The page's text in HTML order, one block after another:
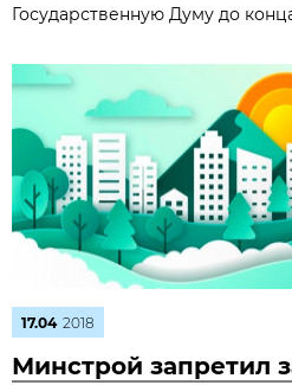
Государственную Думу до
17.04 2018
Минстрой запретил